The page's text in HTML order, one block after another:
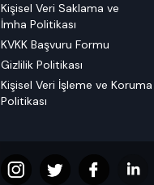
Kişisel Veri Saklama ve
İmha Politikası
KVKK Başvuru Formu
Gizlilik Politikası
Kişisel Veri İşleme ve Koruma
Politikası